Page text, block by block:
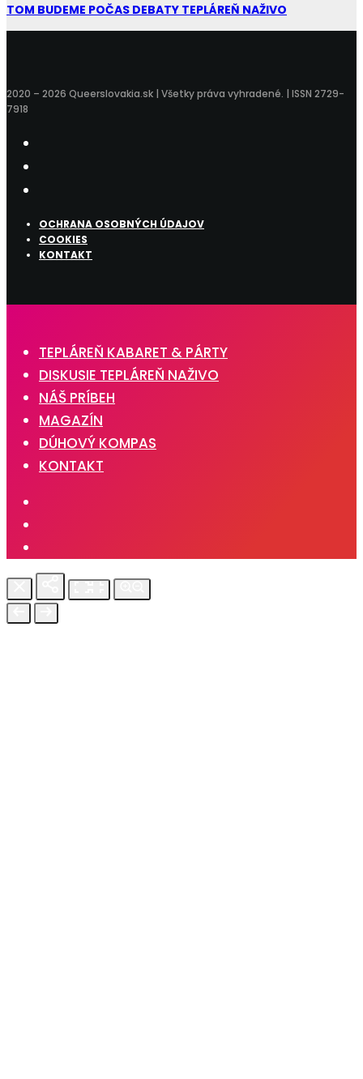
TOM BUDEME POČAS DEBATY TEPLÁREŇ NAŽIVO
2020 – 2026 Queerslovakia.sk | Všetky práva vyhradené. | ISSN 2729-
7918
OCHRANA OSOBNÝCH ÚDAJOV
COOKIES
KONTAKT
TEPLÁREŇ KABARET & PÁRTY
DISKUSIE TEPLÁREŇ NAŽIVO
NÁŠ PRÍBEH
MAGAZÍN
DÚHOVÝ KOMPAS
KONTAKT